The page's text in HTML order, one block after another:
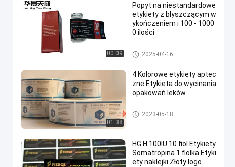
00:09
Popyt na niestandardowe
etykiety z błyszczącym w
ykończeniem i 100 - 1000
0 ilości
Niestandardowe etykiety fiolek
2025-04-16
01:38
4 Kolorowe etykiety aptec
zne Etykieta do wycinania
opakowań leków
Niestandardowe etykiety fiolek
2023-05-18
HG H 100IU 10 fiol Etykiety
Somatropina 1 fiolka Etyki
ety naklejki Złoty logo